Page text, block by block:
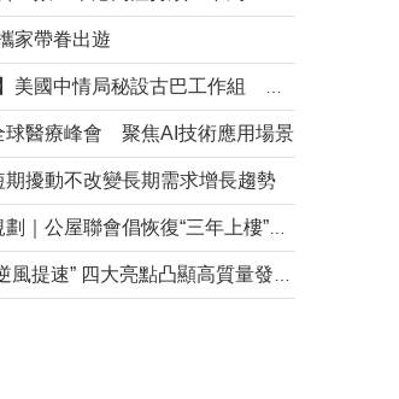
家帶眷出遊
球醫療峰會 聚焦AI技術應用場景
期擾動不改變長期需求增長趨勢